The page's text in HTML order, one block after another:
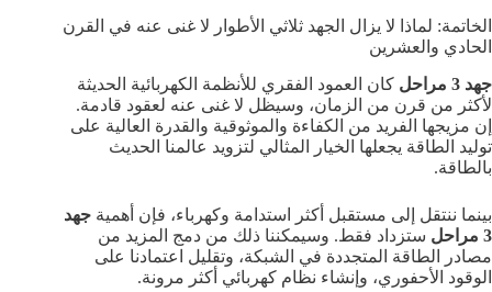
الخاتمة: لماذا لا يزال الجهد ثلاثي الأطوار لا غنى عنه في القرن
الحادي والعشرين
جهد 3 مراحل
كان العمود الفقري للأنظمة الكهربائية الحديثة
لأكثر من قرن من الزمان، وسيظل لا غنى عنه لعقود قادمة.
إن مزيجها الفريد من الكفاءة والموثوقية والقدرة العالية على
توليد الطاقة يجعلها الخيار المثالي لتزويد عالمنا الحديث
بالطاقة.
بينما ننتقل إلى مستقبل أكثر استدامة وكهرباء، فإن أهمية جهد
3 مراحل
ستزداد فقط. وسيمكننا ذلك من دمج المزيد من
مصادر الطاقة المتجددة في الشبكة، وتقليل اعتمادنا على
الوقود الأحفوري، وإنشاء نظام كهربائي أكثر مرونة.